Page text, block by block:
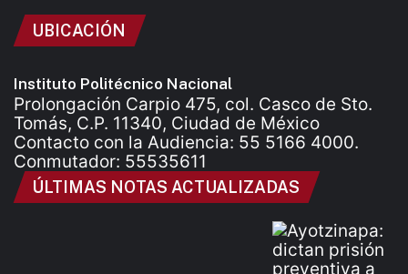
UBICACIÓN
Instituto Politécnico Nacional
Prolongación Carpio 475, col. Casco de Sto.
Tomás, C.P. 11340, Ciudad de México
Contacto con la Audiencia: 55 5166 4000.
Conmutador: 55535611
ÚLTIMAS NOTAS ACTUALIZADAS